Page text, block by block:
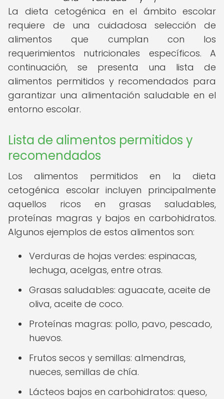
La dieta cetogénica en el ámbito escolar
requiere de una cuidadosa selección de
alimentos que cumplan con los
requerimientos nutricionales específicos. A
continuación, se presenta una lista de
alimentos permitidos y recomendados para
garantizar una alimentación saludable en el
entorno escolar.
Lista de alimentos permitidos y
recomendados
Los alimentos permitidos en la dieta
cetogénica escolar incluyen principalmente
aquellos ricos en grasas saludables,
proteínas magras y bajos en carbohidratos.
Algunos ejemplos de estos alimentos son:
Verduras de hojas verdes: espinacas,
lechuga, acelgas, entre otras.
Grasas saludables: aguacate, aceite de
oliva, aceite de coco.
Proteínas magras: pollo, pavo, pescado,
huevos.
Frutos secos y semillas: almendras,
nueces, semillas de chía.
Lácteos bajos en carbohidratos: queso,